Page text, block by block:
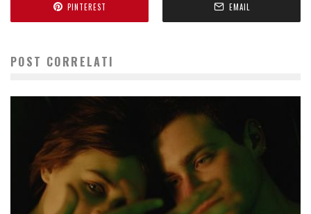
PINTEREST EMAIL
POST CORRELATI